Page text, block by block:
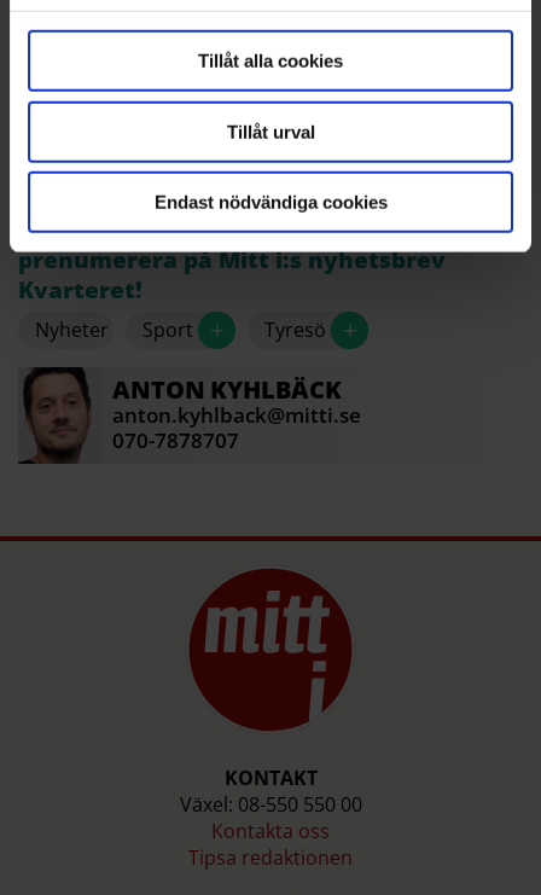
Tillåt alla cookies
Tillåt urval
Endast nödvändiga cookies
Noghor Jemide, huvudtränare. Pekka Pääkkö
Fler nyheter från ditt område –
prenumerera på Mitt i:s nyhetsbrev
Kvarteret!
Nyheter Sport + Tyresö +
ANTON KYHLBÄCK
anton.kyhlback@mitti.se
070-7878707
KONTAKT
Växel: 08-550 550 00
Kontakta oss
Tipsa redaktionen